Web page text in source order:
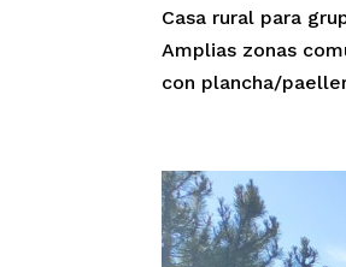
Casa rural para
Amplias zonas
con plancha/